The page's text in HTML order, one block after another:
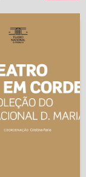
do Teatro
D. Maria II
(Catálogo)
AA.VV.